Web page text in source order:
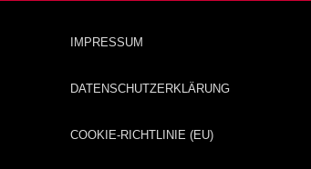
IMPRESSUM
DATENSCHUTZERKLÄRUNG
COOKIE-RICHTLINIE (EU)